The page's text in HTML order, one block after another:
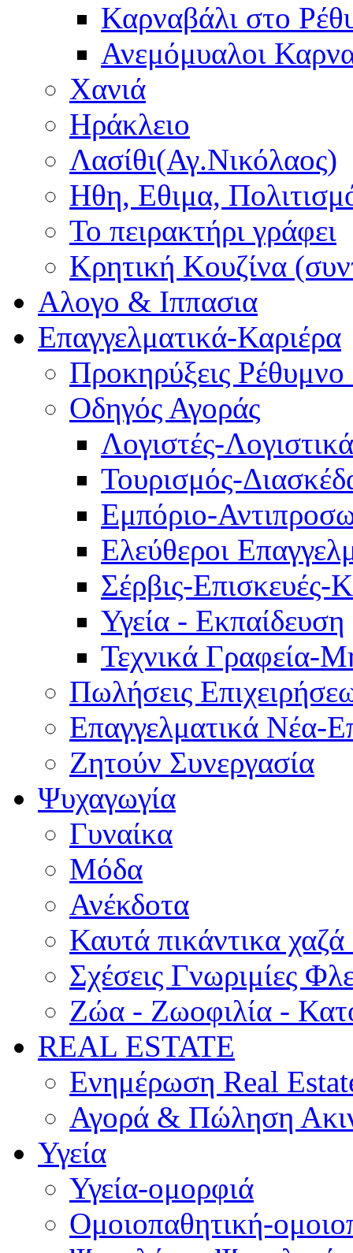
Καρναβάλι στο
Ανεμόμυαλοι
Χανιά
Ηράκλειο
Λασίθι(Αγ.Νικόλαος)
Ηθη, Εθιμα,
Το πειρακτήρι γράφει
Κρητική Κουζίνα
Αλογο & Ιππασια
Επαγγελματικά-Καριέρα
Προκηρύξεις
Οδηγός Αγοράς
Λογιστές-
Τουρισμός-
Εμπόριο-
Ελεύθεροι
Σέρβις-Επισκευές-
Υγεία - Εκπαίδευση
Τεχνικά Γραφεία-
Πωλήσεις
Επαγγελματικά Νέα-
Ζητούν Συνεργασία
Ψυχαγωγία
Γυναίκα
Μόδα
Ανέκδοτα
Καυτά πικάντικα χαζά
Σχέσεις Γνωριμίες
Ζώα - Ζωοφιλία -
REAL ESTATE
Ενημέρωση Real
Αγορά & Πώληση
Υγεία
Υγεία-ομορφιά
Ομοιοπαθητική-